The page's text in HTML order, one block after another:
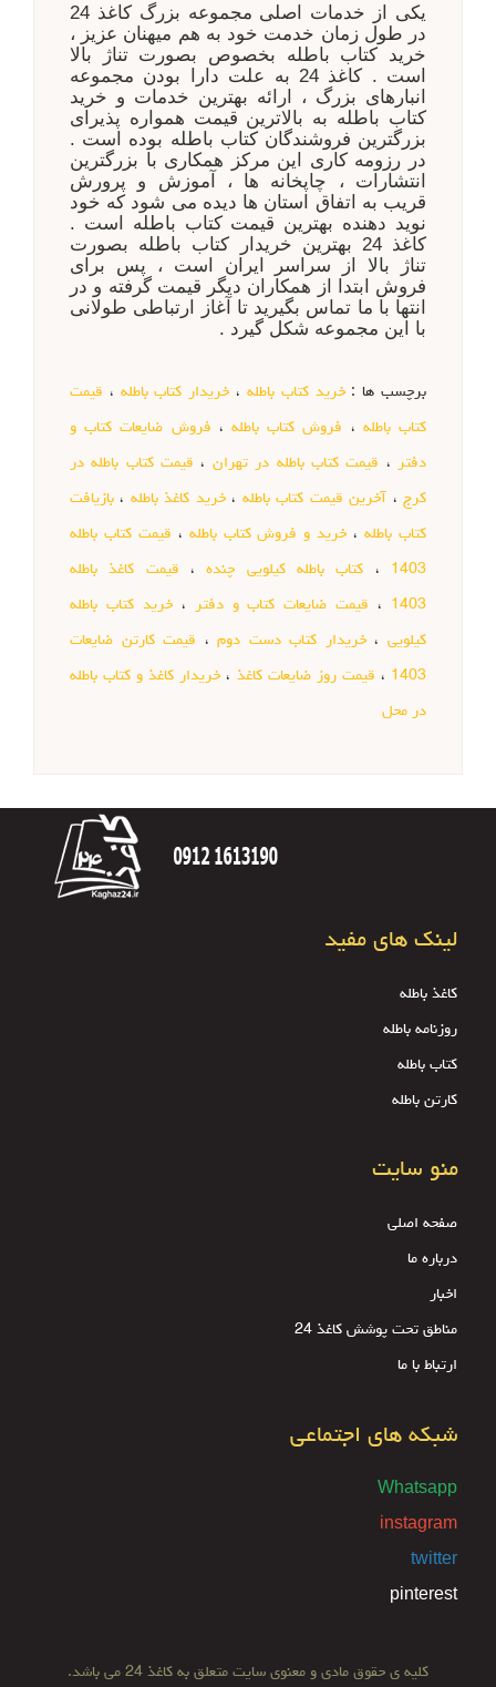
یکی از خدمات اصلی مجموعه بزرگ کاغذ 24
در طول زمان خدمت خود به هم میهنان عزیز ،
خرید کتاب باطله بخصوص بصورت تناژ بالا
است . کاغذ 24 به علت دارا بودن مجموعه
انبارهای بزرگ ، ارائه بهترین خدمات و خرید
کتاب باطله به بالاترین قیمت همواره پذیرای
بزرگترین فروشندگان کتاب باطله بوده است .
در رزومه کاری این مرکز همکاری با بزرگترین
انتشارات ، چاپخانه ها ، آموزش و پرورش
قریب به اتفاق استان ها دیده می شود که خود
نوید دهنده بهترین قیمت کتاب باطله است .
کاغذ 24 بهترین خریدار کتاب باطله بصورت
تناژ بالا از سراسر ایران است ، پس برای
فروش ابتدا از همکاران دیگر قیمت گرفته و در
انتها با ما تماس بگیرید تا آغاز ارتباطی طولانی
با این مجموعه شکل گیرد .
برچسب ها :خرید کتاب باطله ، خریدار کتاب باطله ، قیمت
کتاب باطله ، فروش کتاب باطله، فروش ضایعات کتاب و
دفتر
، قیمت کتاب باطله در تهران ، قیمت کتاب باطله در
کرج، آخرین قیمت کتاب باطله ،خرید کاغذ باطله ، بازیافت
کتاب باطله، خرید و فروش کتاب باطله ، قیمت کتاب باطله
1403 ، کتاب باطله کیلویی چنده، قیمت کاغذ باطله
1403 ، قیمت ضایعات کتاب و دفتر ،خرید کتاب باطله
کیلویی،خریدار کتاب دست دوم، قیمت کارتن ضایعات
1403 ، قیمت روز ضایعات کاغذ ، خریدار کاغذ و کتاب باطله
در محل
لینک های مفید
کاغذ باطله
روزنامه باطله
کتاب باطله
کارتن باطله
منو سایت
صفحه اصلی
درباره ما
اخبار
مناطق تحت پوشش کاغذ 24
ارتباط با ما
شبکه های اجتماعی
Whatsapp
instagram
twitter
pinterest
کلیه ی حقوق مادی و معنوی سایت متعلق به کاغذ 24 می باشد.